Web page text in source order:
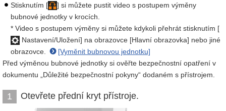
Stisknutím [
] si můžete pustit video s postupem výměny
bubnové jednotky v krocích.
* Video s postupem výměny si můžete kdykoli přehrát stisknutím [
Nastavení/Uložení] na obrazovce [Hlavní obrazovka] nebo jiné
obrazovce.
[Vyměnit bubnovou jednotku]
Před výměnou bubnové jednotky si ověřte bezpečnostní opatření v
dokumentu „Důležité bezpečnostní pokyny“ dodaném s přístrojem.
1 Otevřete přední kryt přístroje.